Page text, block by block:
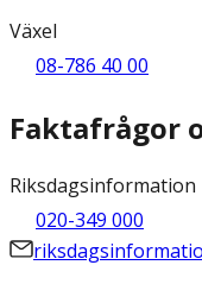
Växel
08-786 40 00
Faktafrågor
Riksdagsinformation
020-349 000